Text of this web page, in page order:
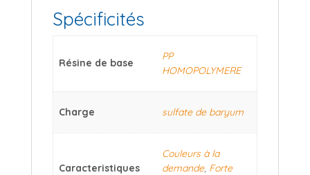
Spécificités
Résine de base
PP
HOMOPOLYMERE
Charge sulfate de baryum
Caracteristiques
Couleurs à la
demande, Forte